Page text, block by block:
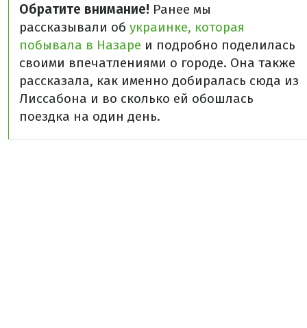
Обратите внимание! Ранее мы
рассказывали об украинке, которая
побывала в Назаре и подробно поделилась
своими впечатлениями о городе. Она также
рассказала, как именно добиралась сюда из
Лиссабона и во сколько ей обошлась
поездка на один день.